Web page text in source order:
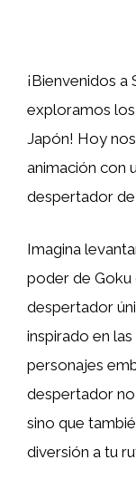
¡Bienvenidos a
exploramos
Japón! Hoy
animación con
despertador de
Imagina
poder de Goku
despertador
inspirado en
personajes
despertador no
sino que
diversión a tu